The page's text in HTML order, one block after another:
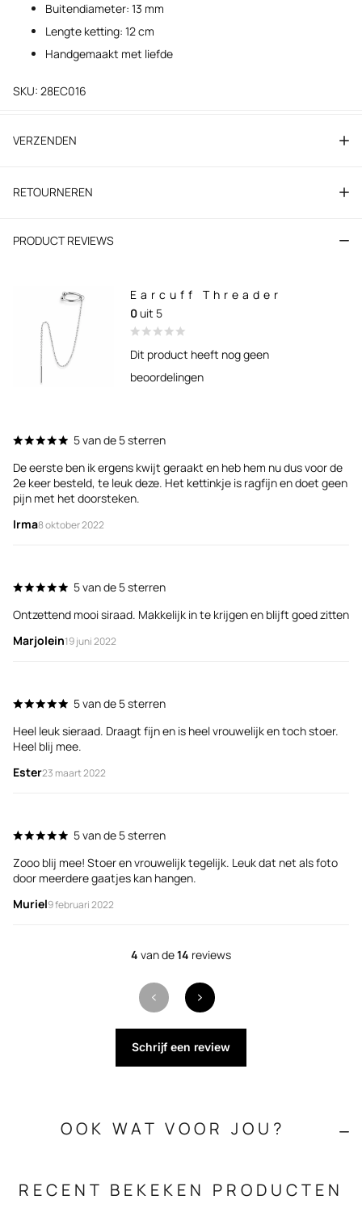
Buitendiameter: 13 mm
Lengte ketting: 12 cm
Handgemaakt met liefde
SKU: 28EC016
VERZENDEN
RETOURNEREN
PRODUCT REVIEWS
Earcuff Threader
0uit 5
Dit product heeft nog geen
beoordelingen
5 van de 5 sterren
De eerste ben ik ergens kwijt geraakt en heb hem nu dus voor de
2e keer besteld, te leuk deze. Het kettinkje is ragfijn en doet geen
pijn met het doorsteken.
Irma8 oktober 2022
5 van de 5 sterren
Ontzettend mooi siraad. Makkelijk in te krijgen en blijft goed zitten
Marjolein19 juni 2022
5 van de 5 sterren
Heel leuk sieraad. Draagt fijn en is heel vrouwelijk en toch stoer.
Heel blij mee.
Ester23 maart 2022
5 van de 5 sterren
Zooo blij mee! Stoer en vrouwelijk tegelijk. Leuk dat net als foto
door meerdere gaatjes kan hangen.
Muriel9 februari 2022
4 van de14 reviews
Schrijf een review
OOK WAT VOOR JOU?
RECENT BEKEKEN PRODUCTEN